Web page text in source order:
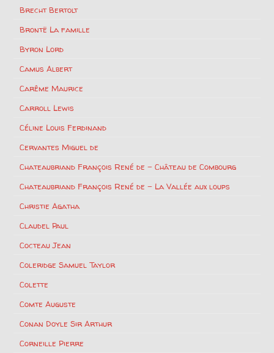
Brecht Bertolt
Brontë La famille
Byron Lord
Camus Albert
Carême Maurice
Carroll Lewis
Céline Louis Ferdinand
Cervantes Miguel de
Chateaubriand François René de – Château de Combourg
Chateaubriand François René de – La Vallée aux loups
Christie Agatha
Claudel Paul
Cocteau Jean
Coleridge Samuel Taylor
Colette
Comte Auguste
Conan Doyle Sir Arthur
Corneille Pierre